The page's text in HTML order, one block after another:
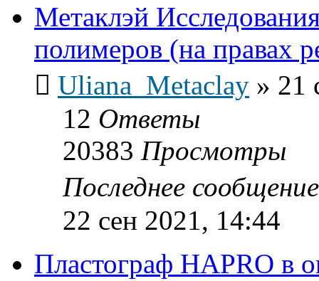
Метаклэй
полимеров (на правах
Uliana_Metaclay » 21
12 Ответы
20383 Просмотры
Последнее
22 сен 2021, 14:44
Пластограф HAPRO в